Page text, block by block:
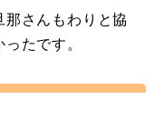
さんもわりと協
たです。